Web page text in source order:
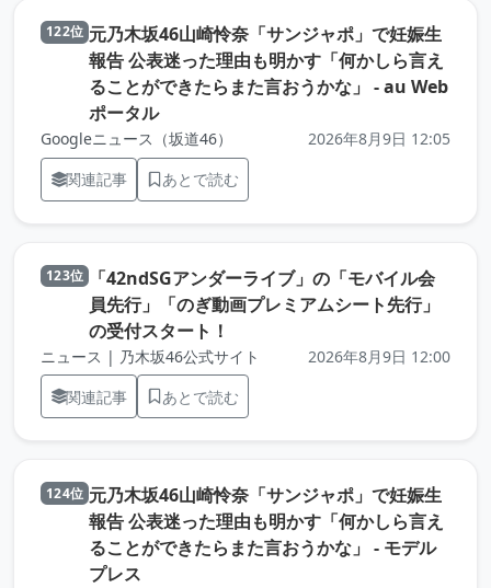
122位 元乃木坂46山崎怜奈「サンジャポ」で妊娠生
報告 公表迷った理由も明かす「何かしら言え
ることができたらまた言おうかな」 - au Web
ポータル（元記事を新しいタブで開きます）
Googleニュース（坂道46）
2026年8月9日 12:05
関連記事
あとで読む
123位
「42ndSGアンダーライブ」の「モバイル会
員先行」「のぎ動画プレミアムシート先行」
の受付スタート！
ニュース | 乃木坂46公式サイト
2026年8月9日 12:00
関連記事
あとで読む
124位 元乃木坂46山崎怜奈「サンジャポ」で妊娠生
報告 公表迷った理由も明かす「何かしら言え
ることができたらまた言おうかな」 - モデル
プレス